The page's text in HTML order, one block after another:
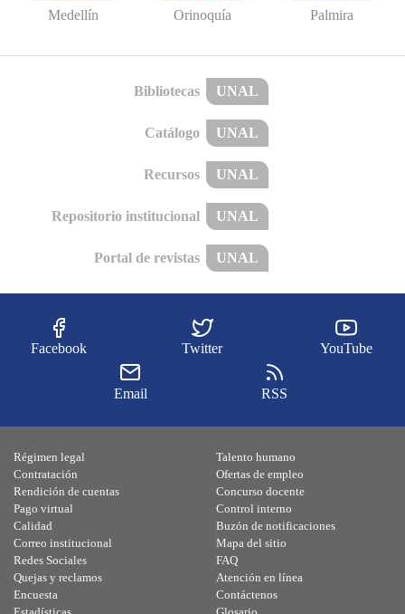
Medellín Orinoquía Palmira
Bibliotecas UNAL
Catálogo UNAL
Recursos UNAL
Repositorio institucional UNAL
Portal de revistas UNAL
Facebook Twitter YouTube
Email RSS
Régimen legal
Contratación
Rendición de cuentas
Pago virtual
Calidad
Talento humano
Ofertas de empleo
Concurso docente
Control interno
Buzón de notificaciones
Correo institucional
Redes Sociales
Quejas y reclamos
Encuesta
Mapa del sitio
FAQ
Atención en línea
Contáctenos